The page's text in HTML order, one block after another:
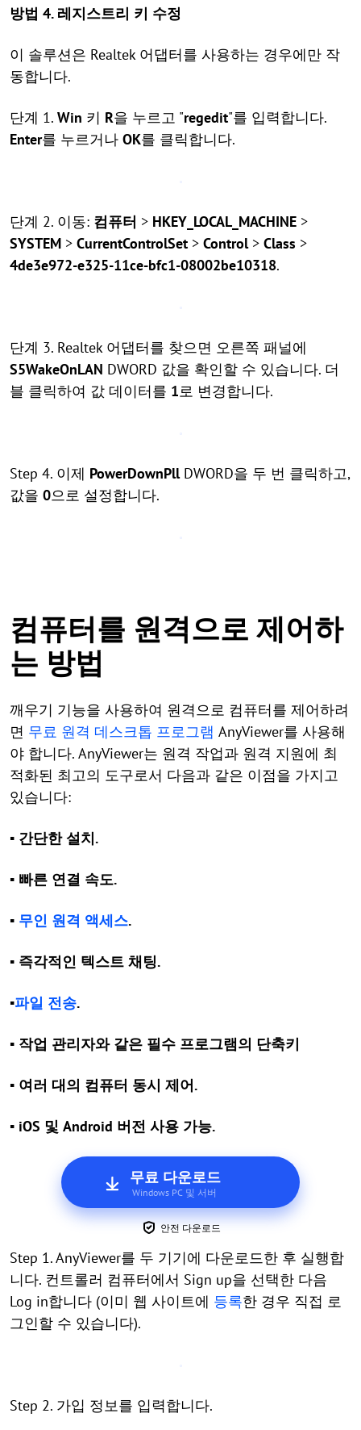
방법 4. 레지스트리 키 수정
이 솔루션은 Realtek 어댑터를 사용하는 경우에만 작
동합니다.
단계 1. Win 키 R을 누르고 "regedit"를 입력합니다.
Enter를 누르거나 OK를 클릭합니다.
단계 2. 이동: 컴퓨터 > HKEY_LOCAL_MACHINE >
SYSTEM > CurrentControlSet > Control> Class >
4de3e972-e325-11ce-bfc1-08002be10318.
단계 3. Realtek 어댑터를 찾으면 오른쪽 패널에
S5WakeOnLAN DWORD 값을 확인할 수 있습니다. 더
블 클릭하여 값 데이터를 1로 변경합니다.
Step 4. 이제 PowerDownPll DWORD을 두 번 클릭하고,
값을 0으로 설정합니다.
컴퓨터를 원격으로 제어하
는 방법
깨우기 기능을 사용하여 원격으로 컴퓨터를 제어하려
면 무료 원격 데스크톱 프로그램 AnyViewer를 사용해
야 합니다. AnyViewer는 원격 작업과 원격 지원에 최
적화된 최고의 도구로서 다음과 같은 이점을 가지고
있습니다:
▪ 간단한 설치.
▪ 빠른 연결 속도.
▪ 무인 원격 액세스.
▪ 즉각적인 텍스트 채팅.
▪파일 전송.
▪ 작업 관리자와 같은 필수 프로그램의 단축키
▪ 여러 대의 컴퓨터 동시 제어.
▪ iOS 및 Android 버전 사용 가능.
무료 다운로드
Windows PC 및 서버
안전 다운로드
Step 1. AnyViewer를 두 기기에 다운로드한 후 실행합
니다. 컨트롤러 컴퓨터에서 Sign up을 선택한 다음
Log in합니다 (이미 웹 사이트에 등록한 경우 직접 로
그인할 수 있습니다).
Step 2. 가입 정보를 입력합니다.